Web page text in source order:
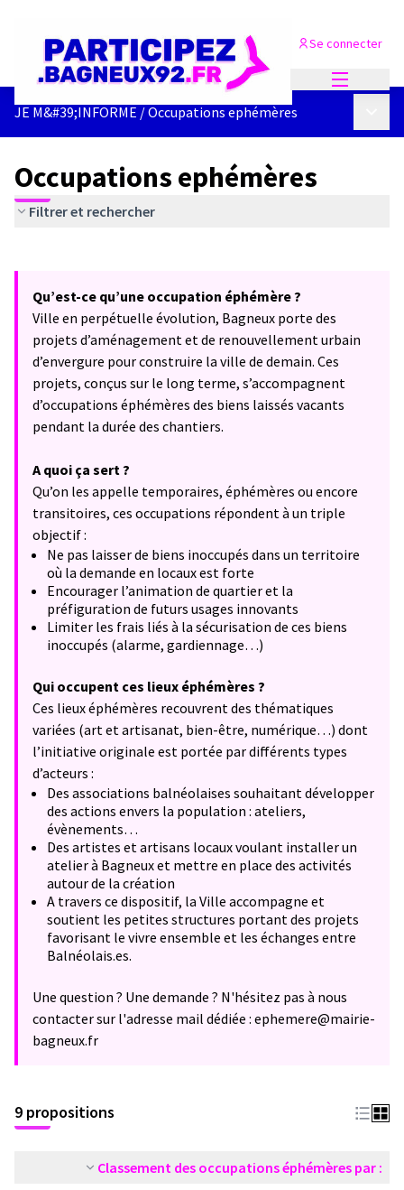
Se connecter
JE M&#39;INFORME /Occupations ephémères
Occupations ephémères
Filtrer et rechercher
−
Qu’est-ce qu’une occupation éphémère ?
Ville en perpétuelle évolution, Bagneux porte des
projets d’aménagement et de renouvellement urbain
d’envergure pour construire la ville de demain. Ces
projets, conçus sur le long terme, s’accompagnent
d’occupations éphémères des biens laissés vacants
pendant la durée des chantiers.
A quoi ça sert ?
Qu’on les appelle temporaires, éphémères ou encore
transitoires, ces occupations répondent à un triple
objectif :
Ne pas laisser de biens inoccupés dans un territoire
où la demande en locaux est forte
Encourager l’animation de quartier et la
préfiguration de futurs usages innovants
Limiter les frais liés à la sécurisation de ces biens
inoccupés (alarme, gardiennage…)
Qui occupent ces lieux éphémères ?
Ces lieux éphémères recouvrent des thématiques
variées (art et artisanat, bien-être, numérique…) dont
l’initiative originale est portée par différents types
d’acteurs :
Des associations balnéolaises souhaitant développer
des actions envers la population : ateliers,
évènements…
Des artistes et artisans locaux voulant installer un
atelier à Bagneux et mettre en place des activités
autour de la création
A travers ce dispositif, la Ville accompagne et
soutient les petites structures portant des projets
favorisant le vivre ensemble et les échanges entre
Balnéolais.es.
Une question ? Une demande ? N'hésitez pas à nous
contacter sur l'adresse mail dédiée : ephemere@mairie-
bagneux.fr
9 propositions
Classement des occupations éphémères par :